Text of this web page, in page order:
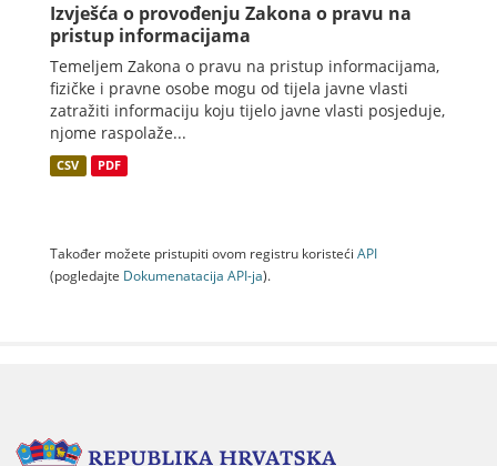
Izvješća o provođenju Zakona o pravu na
pristup informacijama
Temeljem Zakona o pravu na pristup informacijama,
fizičke i pravne osobe mogu od tijela javne vlasti
zatražiti informaciju koju tijelo javne vlasti posjeduje,
njome raspolaže...
CSV PDF
Također možete pristupiti ovom registru koristeći API
(pogledajte Dokumenаtаcijа API-jа).